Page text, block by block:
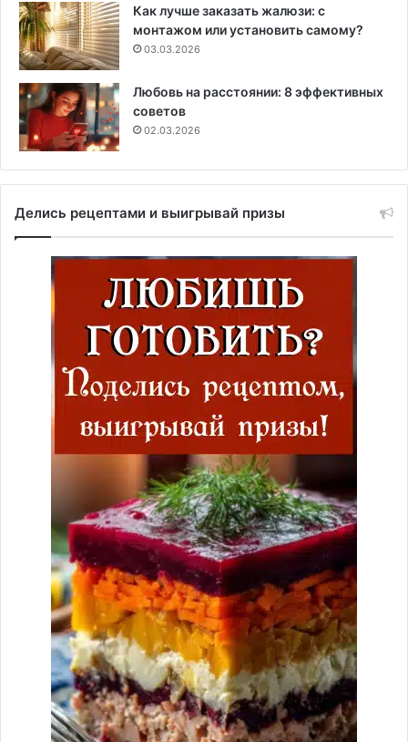
Как лучше заказать жалюзи: с
монтажом или установить самому?
03.03.2026
Любовь на расстоянии: 8 эффективных
советов
02.03.2026
Делись рецептами и выигрывай призы